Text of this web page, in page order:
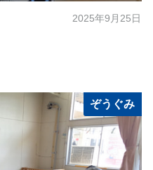
2025年9月25日
ぞうぐみ